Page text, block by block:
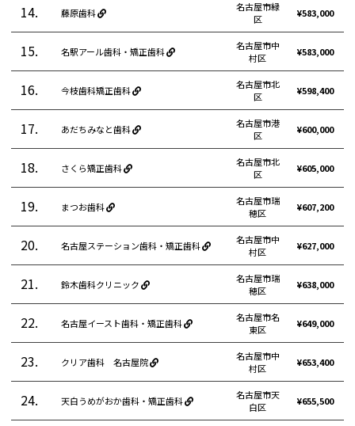
14. 藤原歯科
名古屋市緑
区
¥583,000
15. 名駅アール歯科・矯正歯科
名古屋市中
村区
¥583,000
16. 今枝歯科矯正歯科
名古屋市北
区
¥598,400
17. あだちみなと歯科
名古屋市港
区
¥600,000
18. さくら矯正歯科
名古屋市北
区
¥605,000
19. まつお歯科
名古屋市瑞
穂区
¥607,200
20. 名古屋ステーション歯科・矯正歯科
名古屋市中
村区
¥627,000
21. 鈴木歯科クリニック
名古屋市瑞
穂区
¥638,000
22. 名古屋イースト歯科・矯正歯科
名古屋市名
東区
¥649,000
23. クリア歯科 名古屋院
名古屋市中
村区
¥653,400
24. 天白うめがおか歯科・矯正歯科
名古屋市天
白区
¥655,500